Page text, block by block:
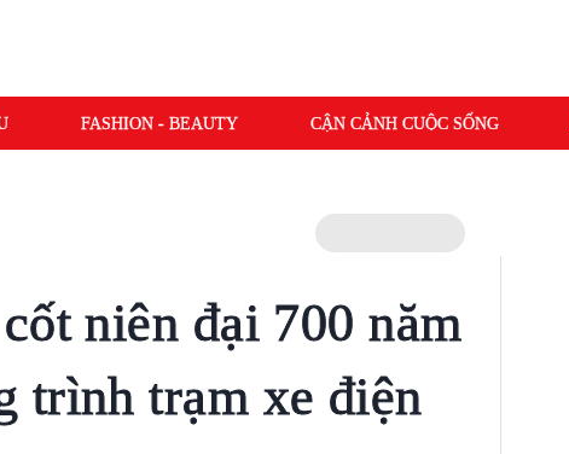
FASHION - BEAUTY CẬN CẢNH CUỘC SỐNG
niên đại 700 năm
trình trạm xe điện